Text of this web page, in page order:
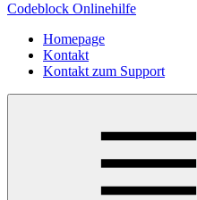
Codeblock Onlinehilfe
Homepage
Kontakt
Kontakt zum Support